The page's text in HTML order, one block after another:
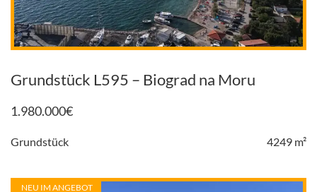
Grundstück L595 – Biograd na Moru
1.980.000€
Grundstück 4249 m²
NEU IM ANGEBOT